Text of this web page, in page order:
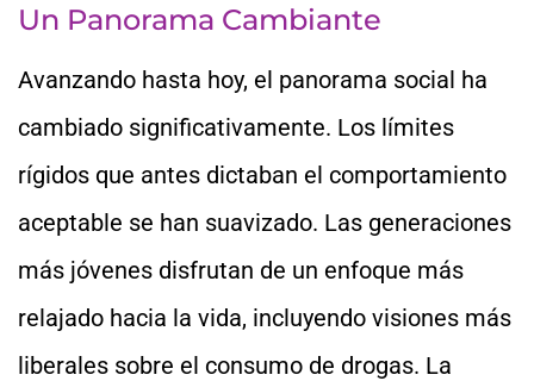
Un Panorama Cambiante
Avanzando hasta hoy, el panorama social ha
cambiado significativamente. Los límites
rígidos que antes dictaban el comportamiento
aceptable se han suavizado. Las generaciones
más jóvenes disfrutan de un enfoque más
relajado hacia la vida, incluyendo visiones más
liberales sobre el consumo de drogas. La